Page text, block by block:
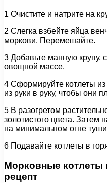
1 Очистите и натрите на
2 Слегка взбейте яйца
моркови. Перемешайте.
3 Добавьте манную крупу,
овощной массе.
4 Сформируйте котлеты
из руки в руку, чтобы они
5 В разогретом
золотистого цвета. Затем
на минимальном огне
6 Подавайте котлеты в
Морковные котлеты
рецепт